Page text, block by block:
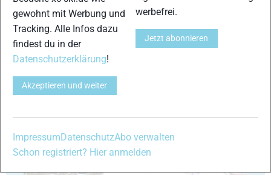
30
gewohnt mit Werbung und
Tracking. Alle Infos dazu
findest du in der
Datenschutzerklärung!
Akzeptieren und weiter
werbefrei.
Jetzt abonnieren
ImpressumDatenschutzAbo verwalten
Schon registriert? Hier anmelden